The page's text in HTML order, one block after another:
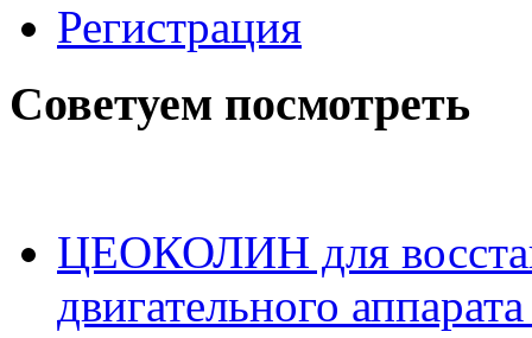
Регистрация
Советуем посмотреть
ЦЕОКОЛИН для
двигательного